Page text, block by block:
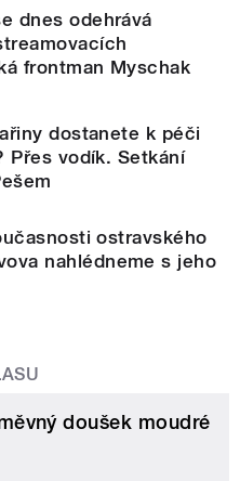
dnes odehrává
frontman Myschak
dostanete k péči
Přes vodík. Setkání
ostravského
nahlédneme s jeho
doušek moudré